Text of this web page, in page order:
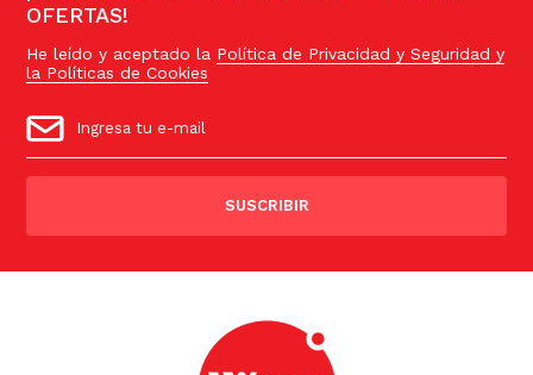
OFERTAS!
He leído y aceptado la Política de Privacidad y Seguridad y
la Políticas de Cookies
SUSCRIBIR